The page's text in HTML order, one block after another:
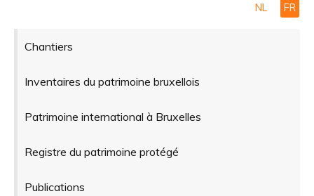
NL FR
Chantiers
Inventaires du patrimoine bruxellois
Patrimoine international à Bruxelles
Registre du patrimoine protégé
Publications